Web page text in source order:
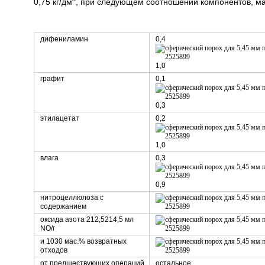
дифениламин 0,4
1,0
графит
0,1
0,3
этилацетат
0,2
1,0
влага
0,3
0,9
нитроцеллюлоза с
содержанием
оксида азота 212,5214,5 мл
NO/г
и 1030 мас.% возвратных
отходов
от предшествующих операций
остальное